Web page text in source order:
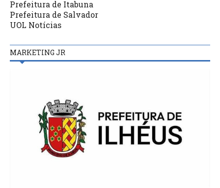
Prefeitura de Itabuna
Prefeitura de Salvador
UOL Notícias
MARKETING JR